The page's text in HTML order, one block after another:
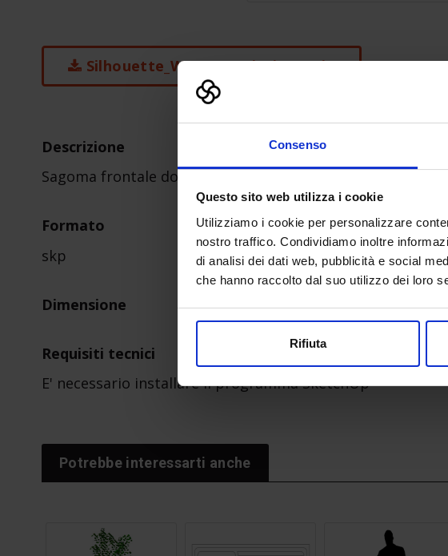
Consenso
Questo sito web utilizza i cookie
Utilizziamo i cookie per personalizzare
nostro traffico. Condividiamo inoltre
di analisi dei dati web, pubblicità e social
che hanno raccolto dal suo utilizzo dei loro
Rifiuta
Silhouette_Woman_Pointing-1.zip
Descrizione
Sagoma frontale donna
Formato
skp
Dimensione
Requisiti tecnici
E' necessario installare il programma SketchUp
Potrebbe interessarti anche